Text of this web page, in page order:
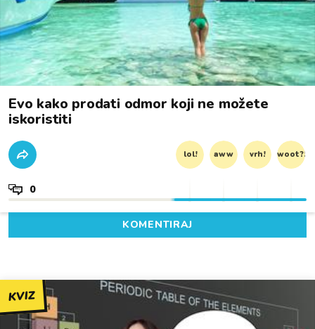
Evo kako prodati odmor koji ne možete
iskoristiti
lol! aww vrh! woot?!
0
KOMENTIRAJ
KVIZ